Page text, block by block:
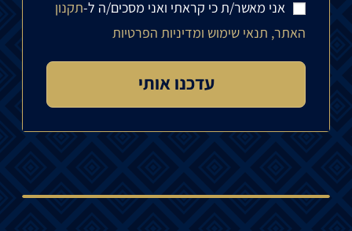
אני מאשר/ת כי קראתי ואני מסכים/ה ל-תקנון
האתר, תנאי שימוש ומדיניות הפרטיות